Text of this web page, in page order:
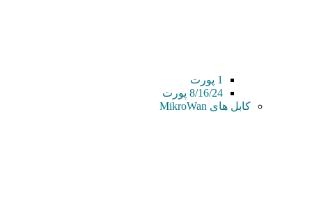
1 پورت
8/16/24 پورت
کابل های MikroWan